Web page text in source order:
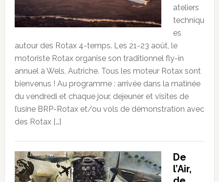
ateliers
techniqu
es
autour des Rotax 4-temps. Les 21-23 août, le
motoriste Rotax organise son traditionnel fly-in
annuel à Wels, Autriche. Tous les moteur Rotax sont
bienvenus ! Au programme : arrivée dans la matinée
du vendredi et chaque jour, dejeuner et visites de
l’usine BRP-Rotax et/ou vols de démonstration avec
des Rotax […]
De
l’Air,